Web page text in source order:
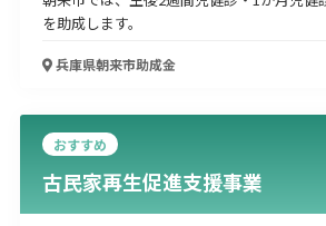
を助成します。
兵庫県朝来市助成金
おすすめ
古民家再生促進支援事業